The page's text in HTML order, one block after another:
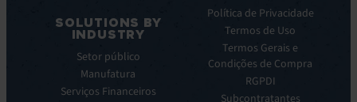
EV
Service
Manager
SOLUTIONS BY
INDUSTRY
Setor público
Manufatura
Serviços Financeiros
Webinar
Notas
prensa
Política de Privacidade
Termos de Uso
Termos Gerais e
Condições de Compra
RGPDI